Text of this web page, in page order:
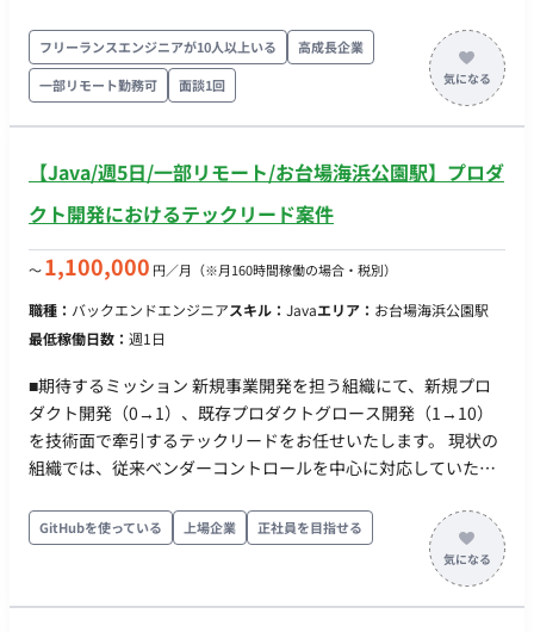
直後はバックエンド領域を担当していただき、その後はフロン
トエンドやインフラなど他の領域の挑戦も可能です。 ■実装範
囲 ●バックエンド（主担当領域） ・SNS向けメッセージ配信
機能の構築（⼤量配信‧webhook処理） ・認証‧認可機能、決
の構築 など ■その他領域 ●フロント ・React＋MUIを⽤いた配
信管理画⾯ ・タグの実装、LIFFアプリ開発 ●インフラ構築
ーラブルな構築 ■開発環境 バックエンド：fastify, TypeScript フ
CDK(TypeScript), ECS on Fargate, Lambda, SQS その他：
GitHub, GitHub Actions ■チーム体制 ▼開発組織 〇Stream
4名 ・プロダクトオーナー：1名（CTOが 兼務） 〇
Product Design Team ・Webプロダクトデザイナー：2名
・PdM：1名 ・プロダクトオーナー：1名(CTOが兼務)
〇Enabling Team：技術的な相談相手 ・Web開発：1名
・AI：1名 〇CTO ▼プロダクトマネジメント 〇PDM ■
開発スタイル・コミュニケーション ▼スプリント(半⽉） 〇
スプリントプランニング 〇デイリースクラム 〇スプリント
レビュー（出社。半⽉に1度） 〇スプリントレトロスペクテ
フリーランスエンジニアが10人以上いる
高成長企業
一部リモート勤務可
面談1回
【Java/週5日/一部リモート/お台場海浜公園駅】プロダ
クト開発におけるテックリード案件
〜1,100,000 円／月 （※月160時間稼働の場合・税別）
職種： バックエンドエンジニアスキル： Javaエリア： お台場海浜公園駅
最低稼働日数： 週1日
■期待するミッション 新規事業開発を担う組織にて、新規プロ
ダクト開発（0→1）、既存プロダクトグロース開発（1→10）
を技術面で牽引するテックリードをお任せいたします。 現状の
組織では、従来ベンダーコントロールを中心に対応していたエ
が不足している状況のため、CTOと二人三脚でプロダクト開発
に向き合っていただける1人目の テックリードを募集していま
す。 サービス/プロダクト企画フェーズから関わることができ、
その後の技術的な意思決定～開発領域のリードまで一気通貫に
GitHubを使っている 上場企業 正社員を目指せる